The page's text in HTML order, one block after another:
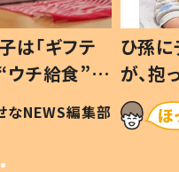
は「ギフテ
ウチ給食”を
#令和の親
なNEWS編集部
ひ孫
が、
「涙が
い」